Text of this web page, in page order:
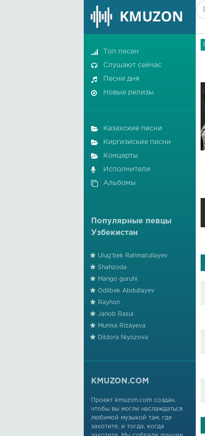
Топ песен
Слушают сейчас
Песни дня
Новые релизы
Казахские песни
Киргизиские песни
Концерты
Исполнители
Альбомы
Популярные певцы
Узбекистан
Ulug'bek Rahmatullayev
Shahzoda
Mango guruhi
Odilbek Abdullayev
Rayhon
Janob Rasul
Munisa Rizayeva
Dildora Niyozova
KMUZON.COM
Проект kmuzon.com создан,
чтобы вы могли наслаждаться
любимой музыкой там, где
захотите, и тогда, когда